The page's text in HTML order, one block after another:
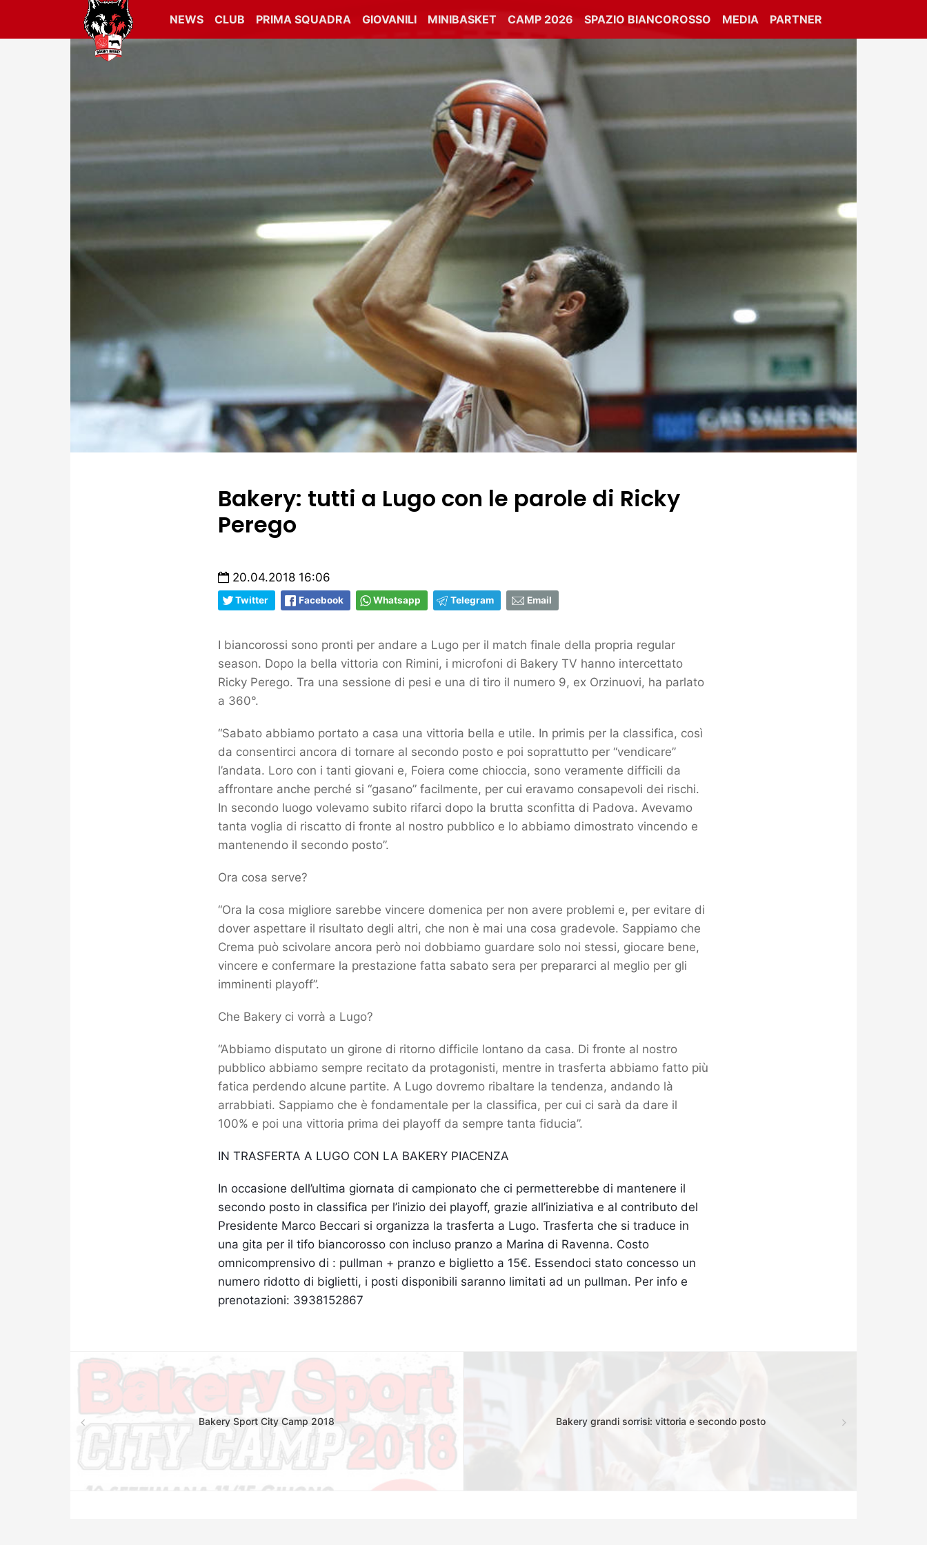
NEWS CLUB PRIMA SQUADRA GIOVANILI MINIBASKET CAMP 2026 SPAZIO BIANCOROSSO MEDIA PARTNER
Bakery: tutti a Lugo con le parole di Ricky
Perego
20.04.2018 16:06
Twitter Facebook Whatsapp Telegram Email
I biancorossi sono pronti per andare a Lugo per il match finale della propria regular
season. Dopo la bella vittoria con Rimini, i microfoni di Bakery TV hanno intercettato
Ricky Perego. Tra una sessione di pesi e una di tiro il numero 9, ex Orzinuovi, ha parlato
a 360°.
“Sabato abbiamo portato a casa una vittoria bella e utile. In primis per la classifica, così
da consentirci ancora di tornare al secondo posto e poi soprattutto per “vendicare”
l’andata. Loro con i tanti giovani e, Foiera come chioccia, sono veramente difficili da
affrontare anche perché si “gasano” facilmente, per cui eravamo consapevoli dei rischi.
In secondo luogo volevamo subito rifarci dopo la brutta sconfitta di Padova. Avevamo
tanta voglia di riscatto di fronte al nostro pubblico e lo abbiamo dimostrato vincendo e
mantenendo il secondo posto”.
Ora cosa serve?
“Ora la cosa migliore sarebbe vincere domenica per non avere problemi e, per evitare di
dover aspettare il risultato degli altri, che non è mai una cosa gradevole. Sappiamo che
Crema può scivolare ancora però noi dobbiamo guardare solo noi stessi, giocare bene,
vincere e confermare la prestazione fatta sabato sera per prepararci al meglio per gli
imminenti playoff”.
Che Bakery ci vorrà a Lugo?
“Abbiamo disputato un girone di ritorno difficile lontano da casa. Di fronte al nostro
pubblico abbiamo sempre recitato da protagonisti, mentre in trasferta abbiamo fatto più
fatica perdendo alcune partite. A Lugo dovremo ribaltare la tendenza, andando là
arrabbiati. Sappiamo che è fondamentale per la classifica, per cui ci sarà da dare il
100% e poi una vittoria prima dei playoff da sempre tanta fiducia”.
IN TRASFERTA A LUGO CON LA BAKERY PIACENZA
In occasione dell’ultima giornata di campionato che ci permetterebbe di mantenere il
secondo posto in classifica per l’inizio dei playoff, grazie all’iniziativa e al contributo del
Presidente Marco Beccari si organizza la trasferta a Lugo. Trasferta che si traduce in
una gita per il tifo biancorosso con incluso pranzo a Marina di Ravenna. Costo
omnicomprensivo di : pullman + pranzo e biglietto a 15€. Essendoci stato concesso un
numero ridotto di biglietti, i posti disponibili saranno limitati ad un pullman. Per info e
prenotazioni: 3938152867
Bakery Sport City Camp 2018 Bakery grandi sorrisi: vittoria e secondo posto